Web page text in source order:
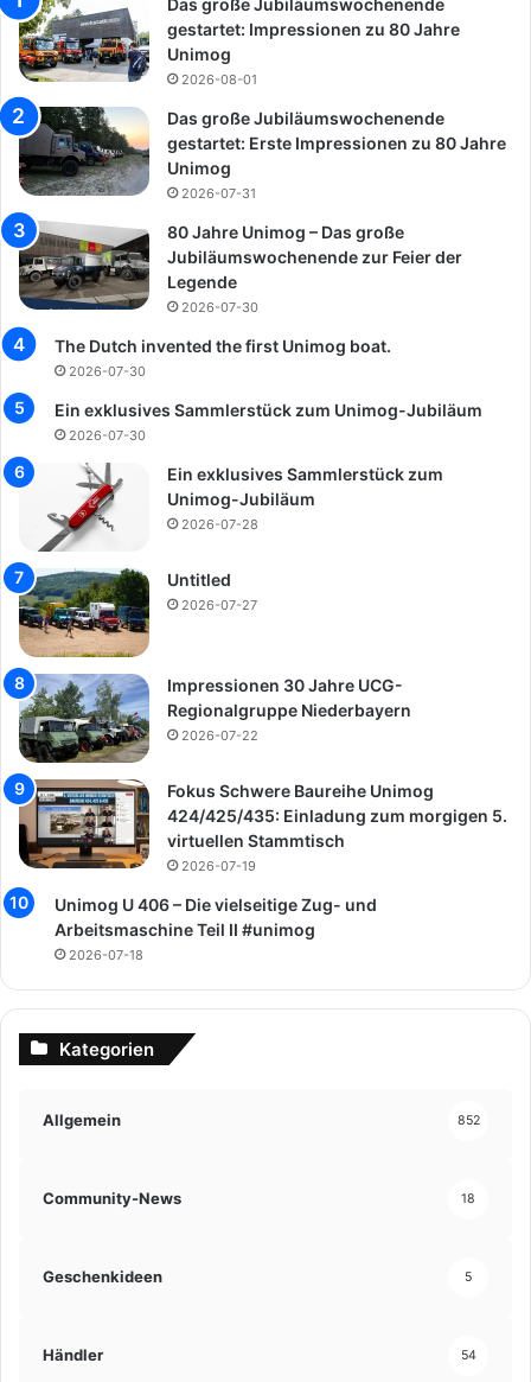
gestartet: Impressionen zu 80 Jahre
Unimog
2026-08-01
Das große Jubiläumswochenende
gestartet: Erste Impressionen zu 80 Jahre
Unimog
2026-07-31
80 Jahre Unimog – Das große
Jubiläumswochenende zur Feier der
Legende
2026-07-30
The Dutch invented the first Unimog boat.
2026-07-30
Ein exklusives Sammlerstück zum Unimog-Jubiläum
2026-07-30
Ein exklusives Sammlerstück zum
Unimog-Jubiläum
2026-07-28
Untitled
2026-07-27
Impressionen 30 Jahre UCG-
Regionalgruppe Niederbayern
2026-07-22
Fokus Schwere Baureihe Unimog
424/425/435: Einladung zum morgigen 5.
virtuellen Stammtisch
2026-07-19
Unimog U 406 – Die vielseitige Zug- und
Arbeitsmaschine Teil II #unimog
2026-07-18
Kategorien
Allgemein 852
Community-News 18
Geschenkideen 5
Händler 54